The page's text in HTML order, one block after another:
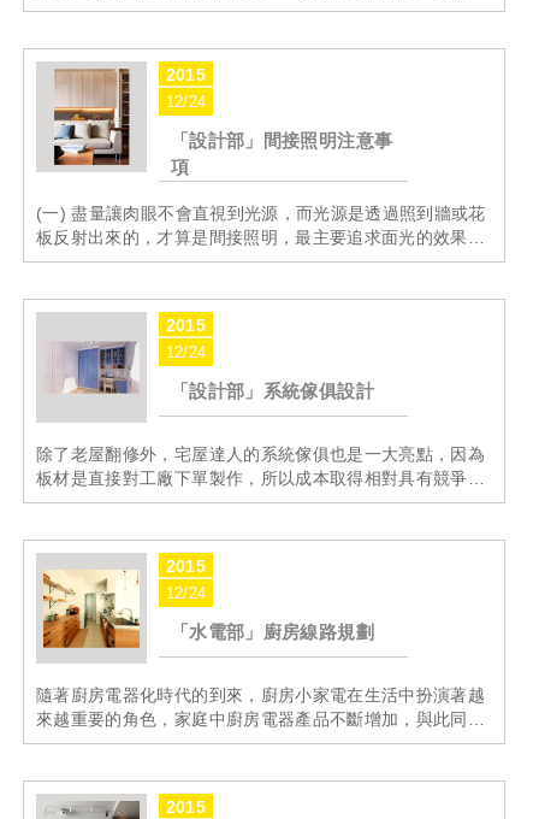
準來說，樓梯的每一級踏步應該高15公分，深28公分；但在
寸有... MORE
2015
12/24
「設計部」間接照明注意事
項
(一) 盡量讓肉眼不會直視到光源，而光源是透過照到牆或花
板反射出來的，才算是間接照明，最主要追求面光的效果，
讓室內光線均勻。 (二) 天花板兩個一字型、L型或其他造形
MORE
2015
12/24
「設計部」系統傢俱設計
除了老屋翻修外，宅屋達人的系統傢俱也是一大亮點，因為
板材是直接對工廠下單製作，所以成本取得相對具有競爭
力，也把價格回饋給廣大支持的消費者，而板材方面除了使
SALICE、BLUM、HA...
2015
12/24
「水電部」廚房線路規劃
隨著廚房電器化時代的到來，廚房小家電在生活中扮演著越
來越重要的角色，家庭中廚房電器產品不斷增加，與此同
時，很多家庭的廚房，在裝修時安裝的插座卻不夠用，只能
路老... MORE
2015